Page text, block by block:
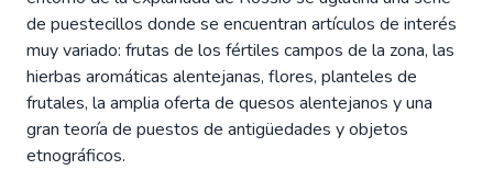
de puestecillos donde se encuentran artículos de interés
muy variado: frutas de los fértiles campos de la zona, las
hierbas aromáticas alentejanas, flores, planteles de
frutales, la amplia oferta de quesos alentejanos y una
gran teoría de puestos de antigüedades y objetos
etnográficos.